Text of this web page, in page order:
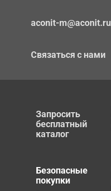
aconit-m@aconit.ru
Связаться с нами
Запросить
бесплатный
каталог
Безопасные
покупки